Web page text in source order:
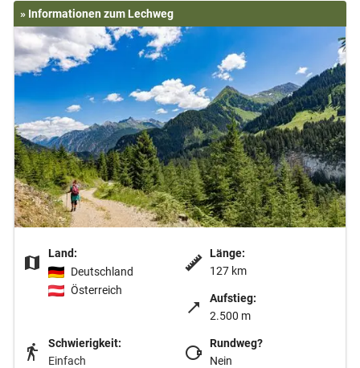
» Informationen zum Lechweg
Land:
Deutschland
Österreich
Länge:
127 km
Aufstieg:
2.500 m
Schwierigkeit:
Einfach
Rundweg?
Nein